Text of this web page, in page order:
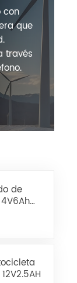
con
que
través
de